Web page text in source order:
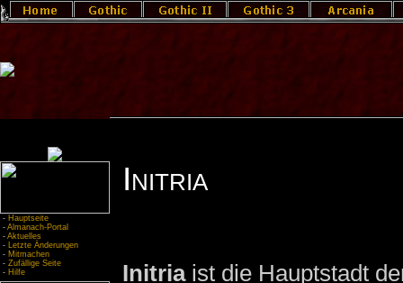
- Hauptseite
- Almanach-Portal
- Aktuelles
- Letzte Änderungen
- Mitmachen
- Zufällige Seite
- Hilfe
Initria
Initriaist die Hauptstadt